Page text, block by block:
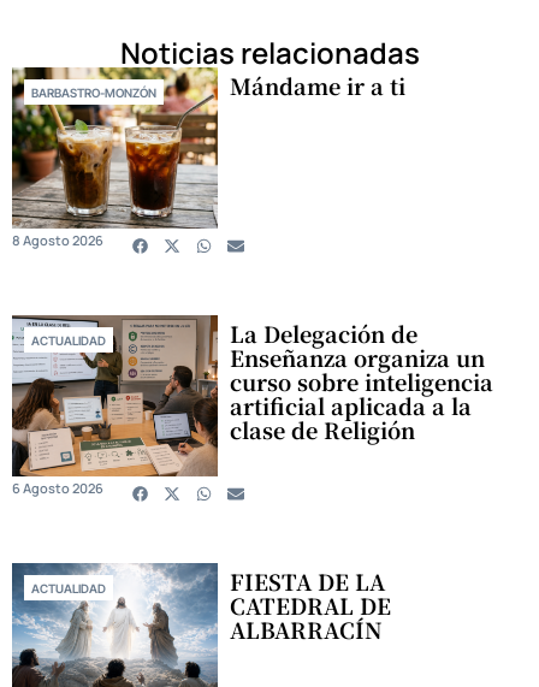
Noticias relacionadas
BARBASTRO-MONZÓN Mándame ir a ti
8 Agosto 2026
ACTUALIDAD La Delegación de
Enseñanza organiza un
curso sobre inteligencia
artificial aplicada a la
clase de Religión
6 Agosto 2026
ACTUALIDAD FIESTA DE LA
CATEDRAL DE
ALBARRACÍN